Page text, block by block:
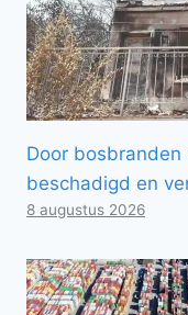
Door
beschadigd en
8 augustus 2026